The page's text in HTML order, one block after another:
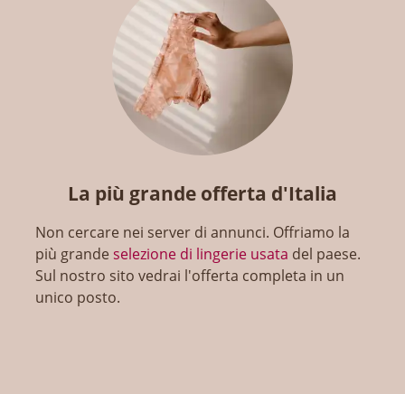
La più grande offerta d'Italia
Non cercare nei server di annunci. Offriamo la
più grandeselezione di lingerie usata del paese.
Sul nostro sito vedrai l'offerta completa in un
unico posto.